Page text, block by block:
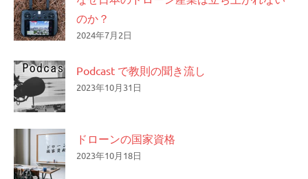
のか？
2024年7月2日
Podcast で教則の聞き流し
2023年10月31日
ドローンの国家資格
2023年10月18日